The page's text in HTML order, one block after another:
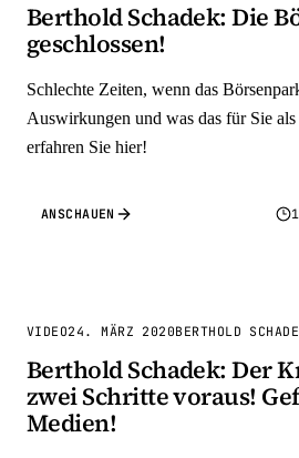
Berthold Schadek: Die
geschlossen!
Schlechte Zeiten, wenn das
Auswirkungen und was das für Sie
erfahren Sie hier!
ANSCHAUEN
VIDEO24. MÄRZ 2020BERTHOLD
Berthold Schadek: Der
zwei Schritte voraus!
Medien!